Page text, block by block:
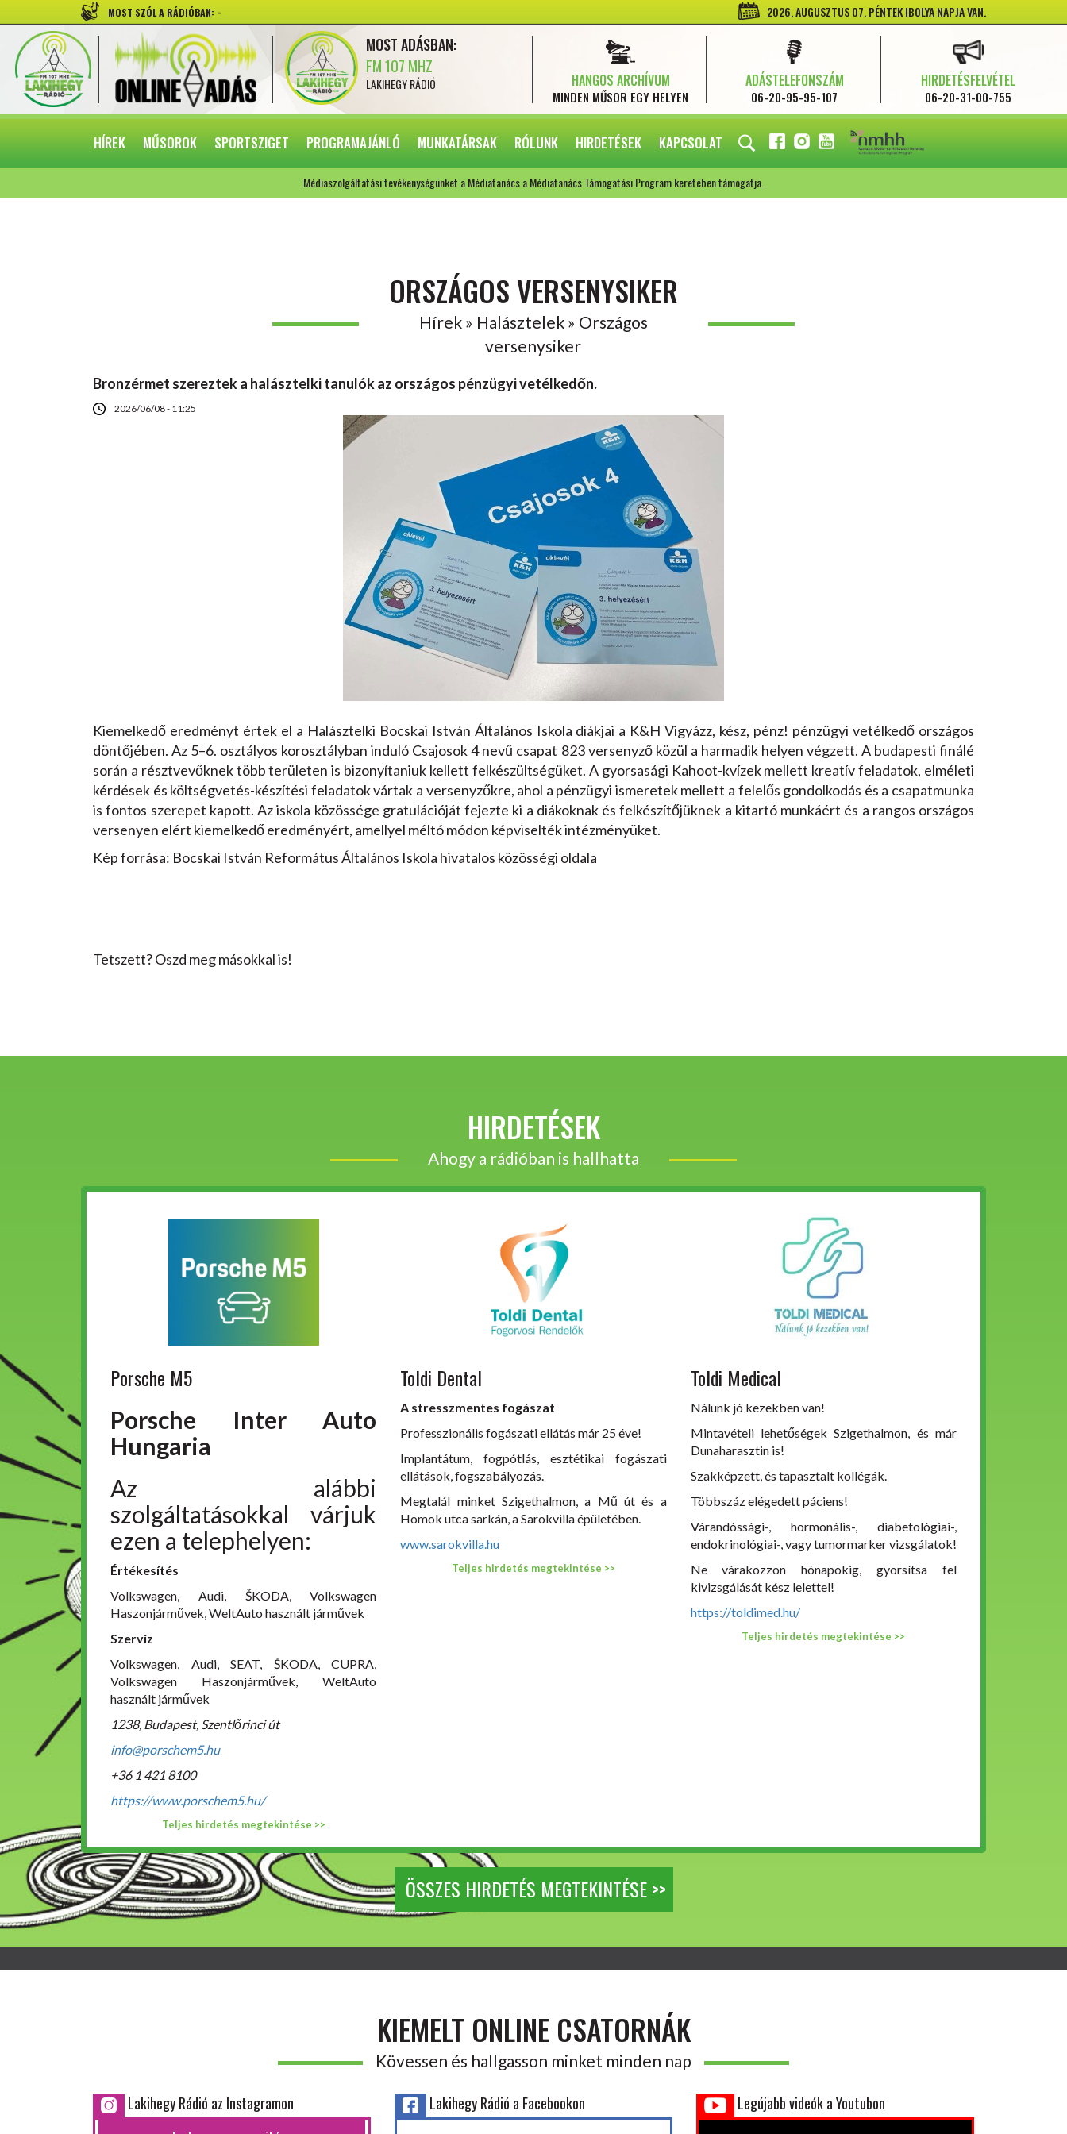
MOST SZÓL A RÁDIÓBAN: - 2026. AUGUSZTUS 07. PÉNTEK IBOLYA NAPJA VAN.
MOST ADÁSBAN:
FM 107 MHZ
LAKIHEGY RÁDIÓ HANGOS ARCHÍVUM
MINDEN MŰSOR EGY HELYEN
ADÁSTELEFONSZÁM
06-20-95-95-107
HIRDETÉSFELVÉTEL
06-20-31-00-755
HÍREK MŰSOROK SPORTSZIGET PROGRAMAJÁNLÓ MUNKATÁRSAK RÓLUNK HIRDETÉSEK KAPCSOLAT FACEBOOK
INSTAGRAM
YOUTUBE
Médiaszolgáltatási tevékenységünket a Médiatanács a Médiatanács Támogatási Program keretében támogatja.
ORSZÁGOS VERSENYSIKER
Hírek » Halásztelek » Országos
versenysiker
Bronzérmet szereztek a halásztelki tanulók az országos pénzügyi vetélkedőn.
2026/06/08 - 11:25
Kiemelkedő eredményt értek el a Halásztelki Bocskai István Általános Iskola diákjai a K&H Vigyázz, kész, pénz! pénzügyi vetélkedő országos
döntőjében. Az 5–6. osztályos korosztályban induló Csajosok 4 nevű csapat 823 versenyző közül a harmadik helyen végzett. A budapesti finálé
során a résztvevőknek több területen is bizonyítaniuk kellett felkészültségüket. A gyorsasági Kahoot-kvízek mellett kreatív feladatok, elméleti
kérdések és költségvetés-készítési feladatok vártak a versenyzőkre, ahol a pénzügyi ismeretek mellett a felelős gondolkodás és a csapatmunka
is fontos szerepet kapott. Az iskola közössége gratulációját fejezte ki a diákoknak és felkészítőjüknek a kitartó munkáért és a rangos országos
versenyen elért kiemelkedő eredményért, amellyel méltó módon képviselték intézményüket.
Kép forrása: Bocskai István Református Általános Iskola hivatalos közösségi oldala
Tetszett? Oszd meg másokkal is!
HIRDETÉSEK
Ahogy a rádióban is hallhatta
Porsche M5
Porsche Inter Auto
Hungaria
Az alábbi
szolgáltatásokkal várjuk
ezen a telephelyen:
Értékesítés
Volkswagen, Audi, ŠKODA, Volkswagen
Haszonjárművek, WeltAuto használt járművek
Szerviz
Volkswagen, Audi, SEAT, ŠKODA, CUPRA,
Volkswagen Haszonjárművek, WeltAuto
használt járművek
1238, Budapest, Szentlőrinci út
info@porschem5.hu
+36 1 421 8100
https://www.porschem5.hu/
Teljes hirdetés megtekintése >>
Toldi Dental
A stresszmentes fogászat
Professzionális fogászati ellátás már 25 éve!
Implantátum, fogpótlás, esztétikai fogászati
ellátások, fogszabályozás.
Megtalál minket Szigethalmon, a Mű út és a
Homok utca sarkán, a Sarokvilla épületében.
www.sarokvilla.hu
Teljes hirdetés megtekintése >>
Toldi Medical
Nálunk jó kezekben van!
Mintavételi lehetőségek Szigethalmon, és már
Dunaharasztin is!
Szakképzett, és tapasztalt kollégák.
Többszáz elégedett páciens!
Várandóssági-, hormonális-, diabetológiai-,
endokrinológiai-, vagy tumormarker vizsgálatok!
Ne várakozzon hónapokig, gyorsítsa fel
kivizsgálását kész lelettel!
https://toldimed.hu/
Teljes hirdetés megtekintése >>
ÖSSZES HIRDETÉS MEGTEKINTÉSE >>
KIEMELT ONLINE CSATORNÁK
Kövessen és hallgasson minket minden nap
Lakihegy Rádió az Instagramon
Lakihegy Rádió a Facebookon Legújabb videók a Youtubon